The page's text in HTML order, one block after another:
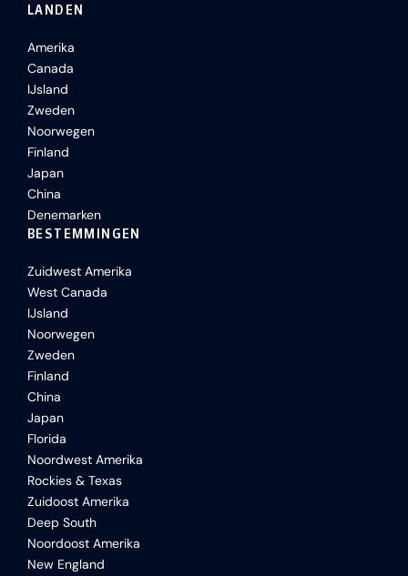
LANDEN
Amerika
Canada
IJsland
Zweden
Noorwegen
Finland
Japan
China
Denemarken
BESTEMMINGEN
Zuidwest Amerika
West Canada
IJsland
Noorwegen
Zweden
Finland
China
Japan
Florida
Noordwest Amerika
Rockies & Texas
Zuidoost Amerika
Deep South
Noordoost Amerika
New England